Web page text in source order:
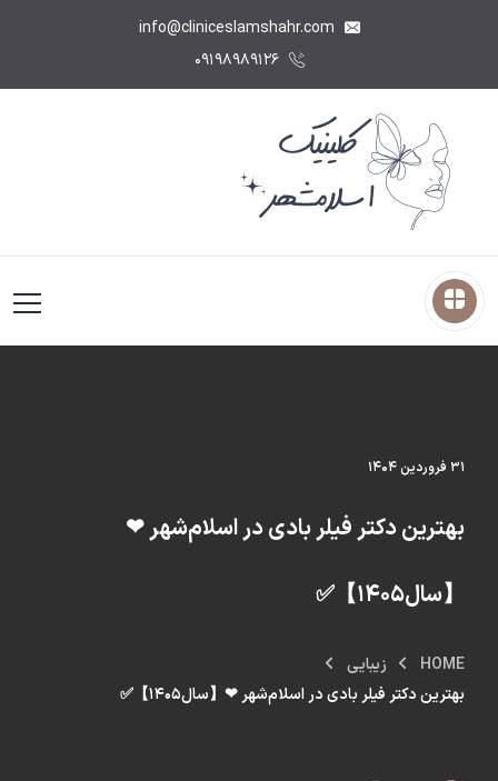
۰۹۱۹۸۹۸۹۱۲۶
۳۱ فروردین ۱۴۰۴
بهترین دکتر فیلر بادی در اسلام‌شهر ❤
【سال۱۴۰۵】✅
HOME
زیبایی
بهترین دکتر فیلر بادی در اسلام‌شهر ❤【سال۱۴۰۵】✅